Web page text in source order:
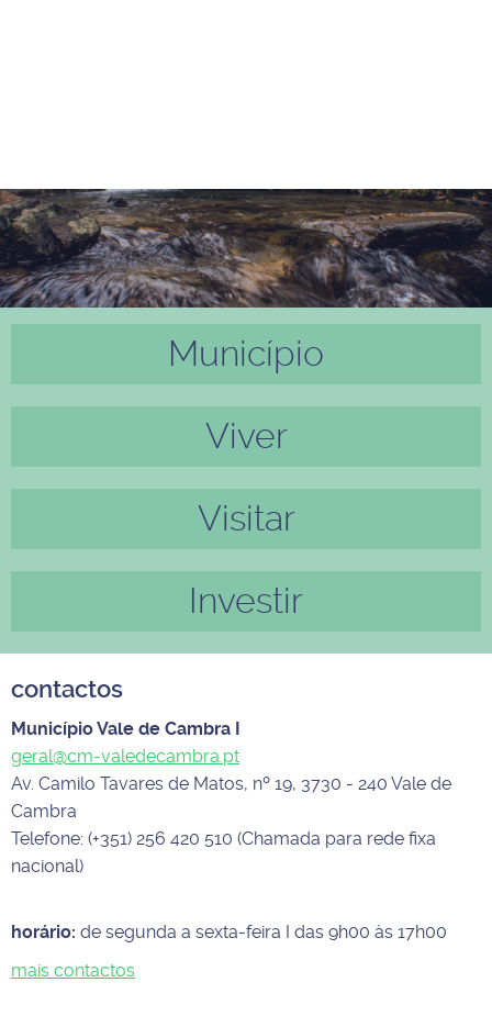
Município
Viver
Visitar
Investir
contactos
Município Vale de Cambra I
geral@cm-valedecambra.pt
Av. Camilo Tavares de Matos, nº 19, 3730 - 240 Vale de
Cambra
Telefone: (+351) 256 420 510 (Chamada para rede fixa
nacional)
horário: de segunda a sexta-feira I das 9h00 às 17h00
mais contactos